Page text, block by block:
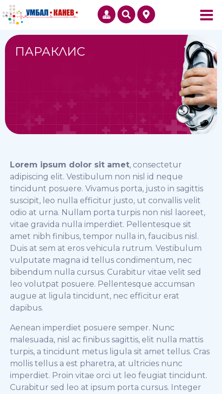
ПАРАКЛИС
Lorem ipsum dolor sit amet, consectetur
adipiscing elit. Vestibulum non nisl id neque
tincidunt posuere. Vivamus porta, justo in sagittis
suscipit, leo nulla efficitur justo, ut convallis velit
odio at urna. Nullam porta turpis non nisl laoreet,
vitae gravida nulla imperdiet. Pellentesque sit
amet nibh finibus, tempor nulla in, faucibus nisl.
Duis at sem at eros vehicula rutrum. Vestibulum
vulputate magna id tellus condimentum, nec
bibendum nulla cursus. Curabitur vitae velit sed
leo volutpat posuere. Pellentesque accumsan
augue at ligula tincidunt, nec efficitur erat
dapibus.
Aenean imperdiet posuere semper. Nunc
malesuada, nisl ac finibus sagittis, elit nulla mattis
turpis, a tincidunt metus ligula sit amet tellus. Cras
mollis tellus a est pharetra, at ultricies nunc
imperdiet. Proin vitae orci ut leo feugiat tincidunt.
Curabitur sed leo at ipsum porta cursus. Integer